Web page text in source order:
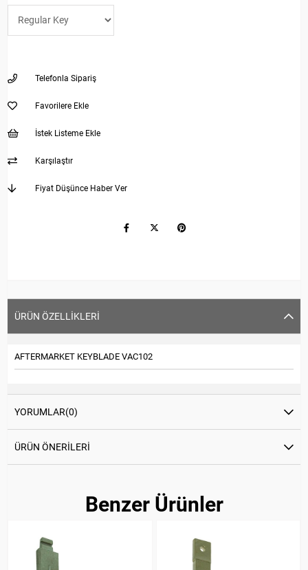
Telefonla Sipariş
Favorilere Ekle
İstek Listeme Ekle
Karşılaştır
Fiyat Düşünce Haber Ver
ÜRÜN ÖZELLIKLERI
AFTERMARKET KEYBLADE VAC102
YORUMLAR(0)
ÜRÜN ÖNERILERI
Benzer Ürünler